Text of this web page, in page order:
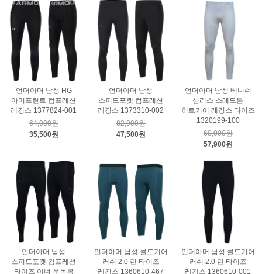
언더아머 남성 HG
아머프린트 컴프레션
레깅스 1377824-001
64,000원
35,500원
언더아머 남성
스피드포켓 컴프레션
레깅스 1373310-002
82,000원
47,500원
언더아머 남성 베니쉬
심리스 스레드본
히트기어 레깅스 타이즈
1320199-100
69,000원
57,900원
언더아머 남성
스피드포켓 컴프레션
타이즈 이너 운동복
언더아머 남성 콜드기어
러쉬 2.0 런 타이즈
레깅스 1360610-467
언더아머 남성 콜드기어
러쉬 2.0 런 타이즈
레깅스 1360610-001